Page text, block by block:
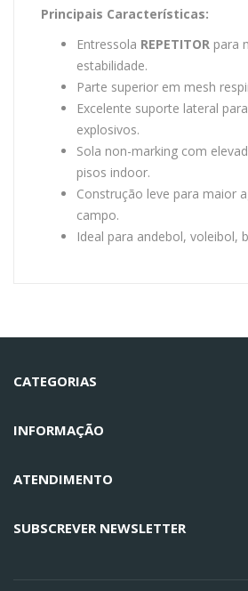
Principais Características:
Entressola REPETITOR para
estabilidade.
Parte superior em mesh
Excelente suporte lateral
explosivos.
Sola non-marking com
pisos indoor.
Construção leve para maior
campo.
Ideal para andebol, voleibol,
CATEGORIAS
INFORMAÇÃO
ATENDIMENTO
SUBSCREVER NEWSLETTER